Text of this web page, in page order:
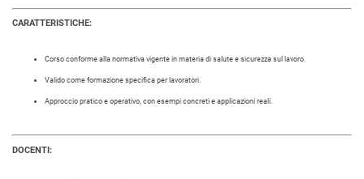
CARATTERISTICHE:
Corso conforme alla normativa vigente in materia di salute e sicurezza sul lavoro.
Valido come formazione specifica per lavoratori.
Approccio pratico e operativo, con esempi concreti e applicazioni reali.
DOCENTI: